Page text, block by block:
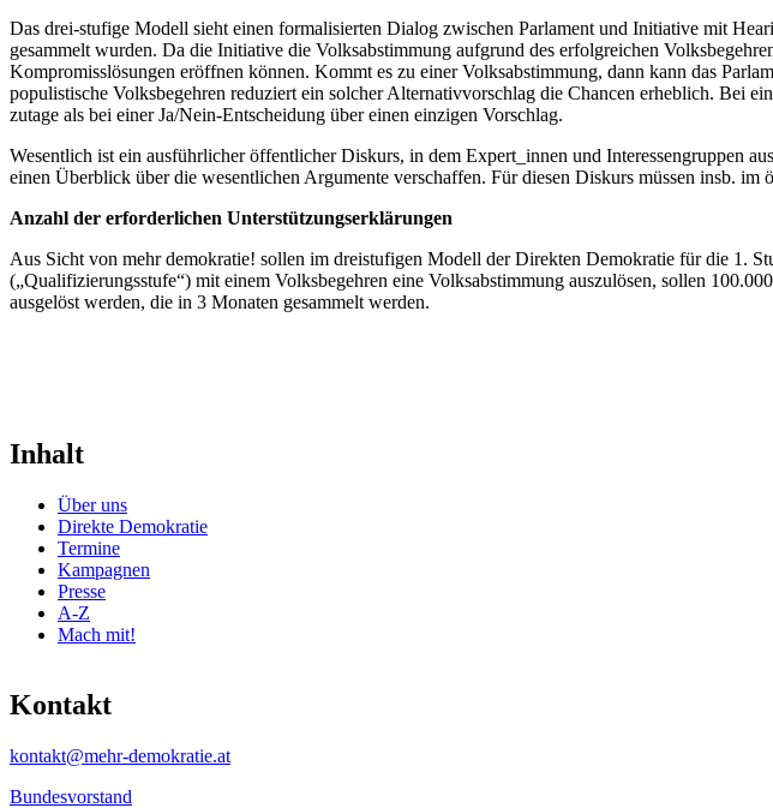
Das drei-stufige Modell sieht einen formalisierten Dialog zwischen Parlament und Initiative mit
gesammelt wurden. Da die Initiative die Volksabstimmung aufgrund des erfolgreichen
Kompromisslösungen eröffnen können. Kommt es zu einer Volksabstimmung, dann kann das
populistische Volksbegehren reduziert ein solcher Alternativvorschlag die Chancen erheblich. Bei
zutage als bei einer Ja/Nein-Entscheidung über einen einzigen Vorschlag.
Wesentlich ist ein ausführlicher öffentlicher Diskurs, in dem Expert_innen und Interessengruppen
einen Überblick über die wesentlichen Argumente verschaffen. Für diesen Diskurs müssen insb.
Anzahl der erforderlichen Unterstützungserklärungen
Aus Sicht von mehr demokratie! sollen im dreistufigen Modell der Direkten Demokratie für die 1.
(„Qualifizierungsstufe“) mit einem Volksbegehren eine Volksabstimmung auszulösen, sollen
ausgelöst werden, die in 3 Monaten gesammelt werden.
Inhalt
Über uns
Direkte Demokratie
Termine
Kampagnen
Presse
A-Z
Mach mit!
Kontakt
kontakt@mehr-demokratie.at
Bundesvorstand